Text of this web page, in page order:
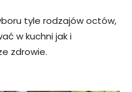
tyle rodzajów octów,
w kuchni jak i
zdrowie.